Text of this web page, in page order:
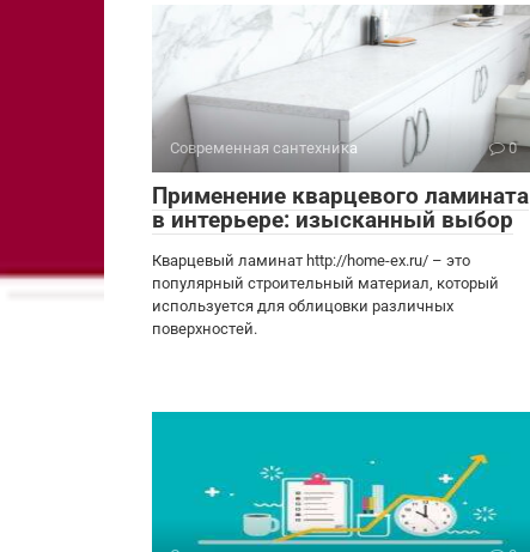
Современная сантехника 0
Применение кварцевого ламината
в интерьере: изысканный выбор
Кварцевый ламинат http://home-ex.ru/ – это
популярный строительный материал, который
используется для облицовки различных
поверхностей.